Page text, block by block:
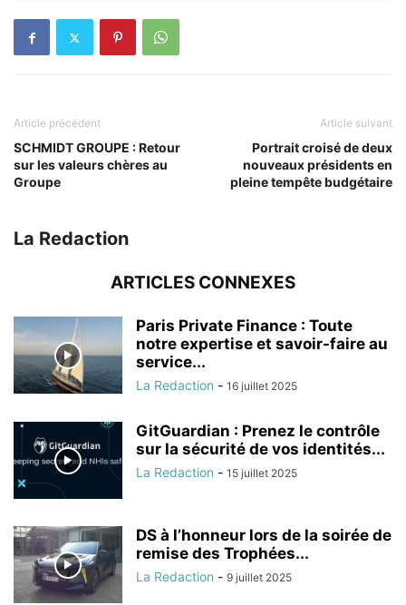
Article précédent
SCHMIDT GROUPE : Retour
sur les valeurs chères au
Groupe
Article suivant
Portrait croisé de deux
nouveaux présidents en
pleine tempête budgétaire
La Redaction
ARTICLES CONNEXES
Paris Private Finance : Toute
notre expertise et savoir-faire au
service...
La Redaction - 16 juillet 2025
GitGuardian : Prenez le contrôle
sur la sécurité de vos identités...
La Redaction - 15 juillet 2025
DS à l’honneur lors de la soirée de
remise des Trophées...
La Redaction - 9 juillet 2025